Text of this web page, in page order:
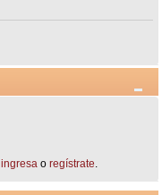
ingresao regístrate.